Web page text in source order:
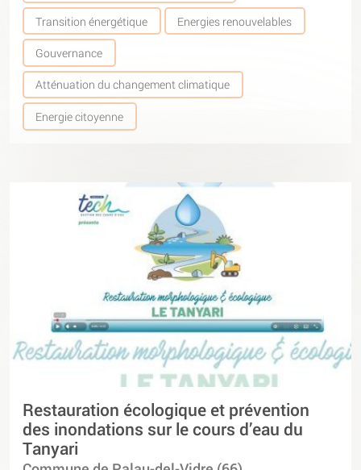
Transition énergétique Energies renouvelables
Gouvernance
Atténuation du changement climatique
Energie citoyenne
Restauration écologique et prévention
des inondations sur le cours d’eau du
Tanyari